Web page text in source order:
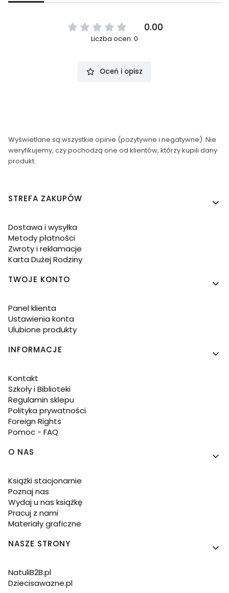
0.00
Liczba ocen: 0
Oceń i opisz
Wyświetlane są wszystkie opinie (pozytywne i negatywne). Nie
weryfikujemy, czy pochodzą one od klientów, którzy kupili dany
produkt.
Linki w stopce
STREFA ZAKUPÓW
Dostawa i wysyłka
Metody płatności
Zwroty i reklamacje
Karta Dużej Rodziny
TWOJE KONTO
Panel klienta
Ustawienia konta
Ulubione produkty
INFORMACJE
Kontakt
Szkoły i Biblioteki
Regulamin sklepu
Polityka prywatności
Foreign Rights
Pomoc - FAQ
O NAS
Książki stacjonarnie
Poznaj nas
Wydaj u nas książkę
Pracuj z nami
Materiały graficzne
NASZE STRONY
NatuliB2B.pl
Dziecisawazne.pl